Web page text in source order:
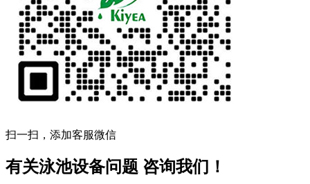
扫一扫，添加客服微信
有关泳池设备问题 咨询我们！